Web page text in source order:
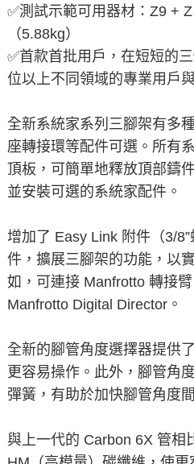
✅測試示範可用器材：Z9 +
（5.88kg）
✅首款首批用戶，在短短的
位以上不同領域的專業用戶
全新系統家系列三腳架有多
座轉接環等配件可選。所有
頂板，可簡單地釋放頂部鑄
並安裝可選的系統家配件。
增加了 Easy Link 附件（3/
件，擴展三腳架的功能，以
如，可連接 Manfrotto 轉接
Manfrotto Digital Director。
全新的腳管角度選擇器提供
更容易操作。此外，腳管角
彈簧，有助於加快腳管角度
與上一代的 Carbon 6X 管相